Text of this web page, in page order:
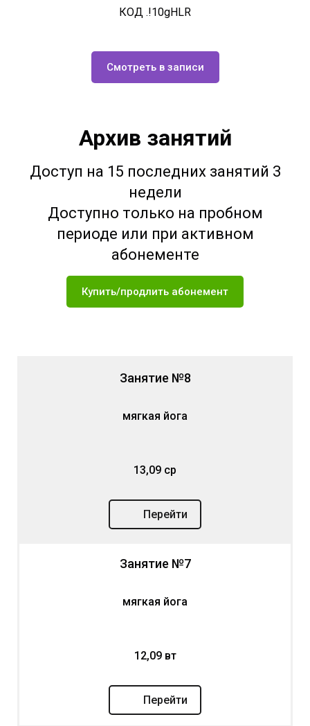
КОД .!10gHLR
Смотреть в записи
Архив занятий
Доступ на 15 последних занятий 3
недели
Доступно только на пробном
периоде или при активном
абонементе
Купить/продлить абонемент
Занятие №8
мягкая йога
13,09 ср
Перейти
Занятие №7
мягкая йога
12,09 вт
Перейти